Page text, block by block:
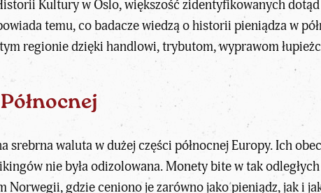
Kultury w Oslo, większość zidentyfikowanych
temu, co badacze wiedzą o historii pieniądza w
regionie dzięki handlowi, trybutom, wyprawom
srebrna waluta w dużej części północnej Europy. Ich
nie była odizolowana. Monety bite w tak
Norwegii, gdzie ceniono je zarówno jako pieniądz, jak i